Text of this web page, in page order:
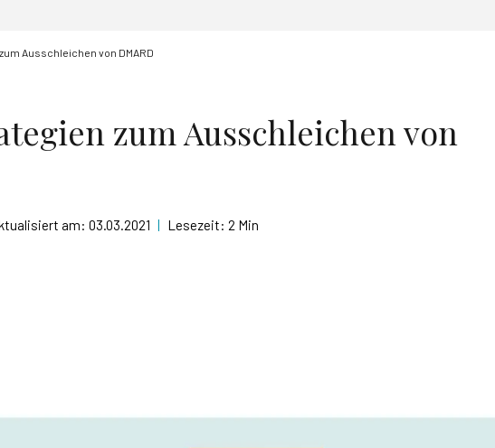
Ausschleichen von DMARD
zum Ausschleichen von
am: 03.03.2021 | Lesezeit: 2 Min